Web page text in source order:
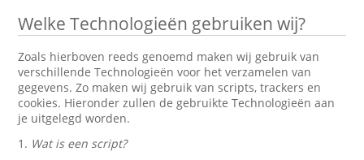
Welke Technologieën gebruiken wij?
Zoals hierboven reeds genoemd maken wij gebruik van
verschillende Technologieën voor het verzamelen van
gegevens. Zo maken wij gebruik van scripts, trackers en
cookies. Hieronder zullen de gebruikte Technologieën aan
je uitgelegd worden.
1. Wat is een script?